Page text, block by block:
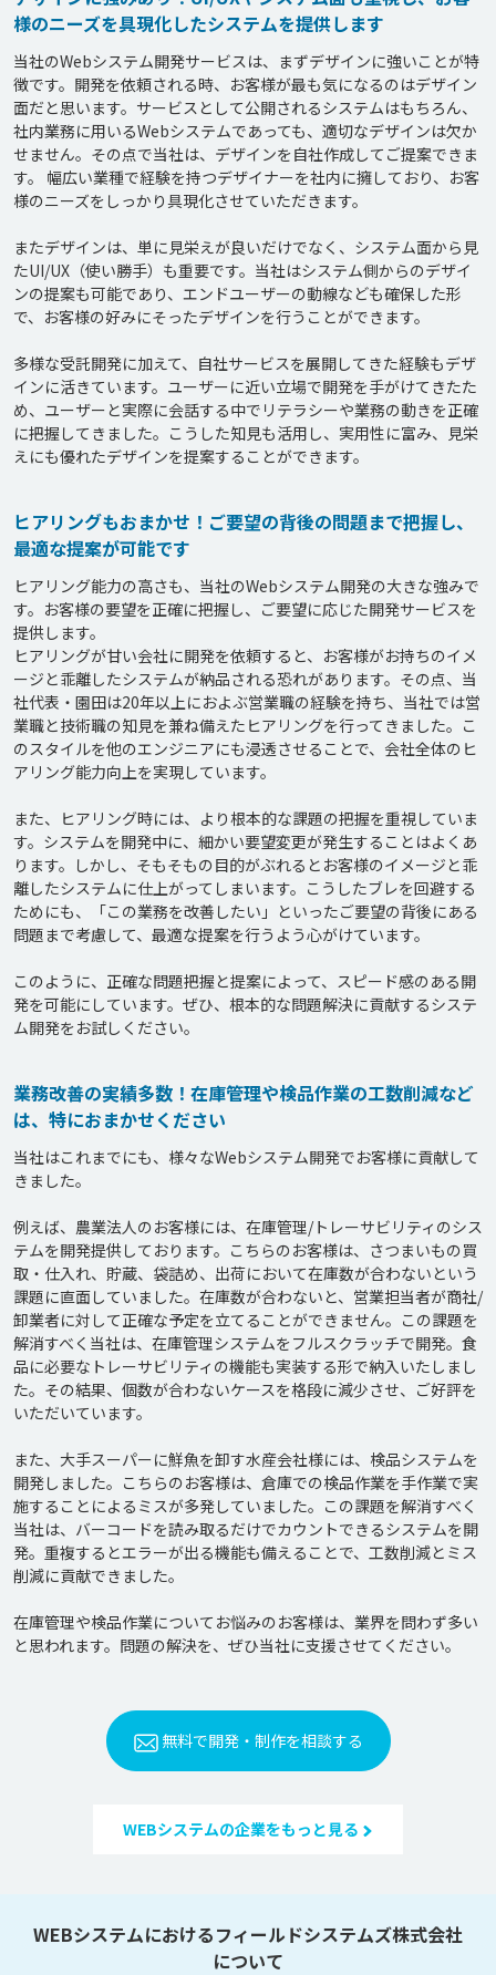
様のニーズを具現化したシステムを提供します
当社のWebシステム開発サービスは、まずデザインに強いことが特
徴です。開発を依頼される時、お客様が最も気になるのはデザイン
面だと思います。サービスとして公開されるシステムはもちろん、
社内業務に用いるWebシステムであっても、適切なデザインは欠か
せません。その点で当社は、デザインを自社作成してご提案できま
す。 幅広い業種で経験を持つデザイナーを社内に擁しており、お客
様のニーズをしっかり具現化させていただきます。
またデザインは、単に見栄えが良いだけでなく、システム面から見
たUI/UX（使い勝手）も重要です。当社はシステム側からのデザイ
ンの提案も可能であり、エンドユーザーの動線なども確保した形
で、お客様の好みにそったデザインを行うことができます。
多様な受託開発に加えて、自社サービスを展開してきた経験もデザ
インに活きています。ユーザーに近い立場で開発を手がけてきたた
め、ユーザーと実際に会話する中でリテラシーや業務の動きを正確
に把握してきました。こうした知見も活用し、実用性に富み、見栄
ヒアリングもおまかせ！ご要望の背後の問題まで把握し、
最適な提案が可能です
ヒアリング能力の高さも、当社のWebシステム開発の大きな強みで
す。お客様の要望を正確に把握し、ご要望に応じた開発サービスを
提供します。
ヒアリングが甘い会社に開発を依頼すると、お客様がお持ちのイメ
ージと乖離したシステムが納品される恐れがあります。その点、当
社代表・園田は20年以上におよぶ営業職の経験を持ち、当社では営
業職と技術職の知見を兼ね備えたヒアリングを行ってきました。こ
のスタイルを他のエンジニアにも浸透させることで、会社全体のヒ
アリング能力向上を実現しています。
また、ヒアリング時には、より根本的な課題の把握を重視していま
す。システムを開発中に、細かい要望変更が発生することはよくあ
ります。しかし、そもそもの目的がぶれるとお客様のイメージと乖
離したシステムに仕上がってしまいます。こうしたブレを回避する
ためにも、「この業務を改善したい」といったご要望の背後にある
問題まで考慮して、最適な提案を行うよう心がけています。
このように、正確な問題把握と提案によって、スピード感のある開
発を可能にしています。ぜひ、根本的な問題解決に貢献するシステ
業務改善の実績多数！在庫管理や検品作業の工数削減など
は、特におまかせください
当社はこれまでにも、様々なWebシステム開発でお客様に貢献して
きました。
例えば、農業法人のお客様には、在庫管理/トレーサビリティのシス
テムを開発提供しております。こちらのお客様は、さつまいもの買
取・仕入れ、貯蔵、袋詰め、出荷において在庫数が合わないという
課題に直面していました。在庫数が合わないと、営業担当者が商社/
卸業者に対して正確な予定を立てることができません。この課題を
解消すべく当社は、在庫管理システムをフルスクラッチで開発。食
品に必要なトレーサビリティの機能も実装する形で納入いたしまし
た。その結果、個数が合わないケースを格段に減少させ、ご好評を
いただいています。
また、大手スーパーに鮮魚を卸す水産会社様には、検品システムを
開発しました。こちらのお客様は、倉庫での検品作業を手作業で実
施することによるミスが多発していました。この課題を解消すべく
当社は、バーコードを読み取るだけでカウントできるシステムを開
発。重複するとエラーが出る機能も備えることで、工数削減とミス
削減に貢献できました。
在庫管理や検品作業についてお悩みのお客様は、業界を問わず多い
無料で開発・制作を相談する
WEBシステムの企業をもっと見る
WEBシステムにおけるフィールドシステムズ株式会社
について